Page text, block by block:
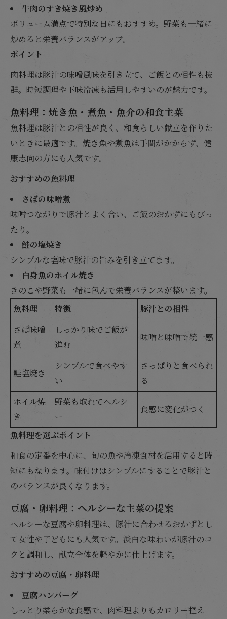
牛肉のすき焼き風炒め
ボリューム満点で特別な日にもおすすめ。野菜も一緒に
炒めると栄養バランスがアップ。
ポイント
肉料理は豚汁の味噌風味を引き立て、ご飯との相性も抜
群。時短調理や下味冷凍も活用しやすいのが魅力です。
魚料理：焼き魚・煮魚・魚介の和食主菜
魚料理は豚汁との相性が良く、和食らしい献立を作りた
いときに最適です。焼き魚や煮魚は手間がかからず、健
康志向の方にも人気です。
おすすめの魚料理
さばの味噌煮
味噌つながりで豚汁とよく合い、ご飯のおかずにもぴっ
たり。
鮭の塩焼き
シンプルな塩味で豚汁の旨みを引き立てます。
白身魚のホイル焼き
きのこや野菜も一緒に包んで栄養バランスが整います。
魚料理
特徴
豚汁との相性
さば味噌
煮
しっかり味でご飯が
進む
味噌と味噌で統一感
鮭塩焼き
シンプルで食べやす
い
さっぱりと食べられ
る
ホイル焼
き
野菜も取れてヘルシ
ー
食感に変化がつく
魚料理を選ぶポイント
和食の定番を中心に、旬の魚や冷凍食材を活用すると時
短にもなります。味付けはシンプルにすることで豚汁と
のバランスが良くなります。
豆腐・卵料理：ヘルシーな主菜の提案
ヘルシーな豆腐や卵料理は、豚汁に合わせるおかずとし
て女性や子どもにも人気です。淡白な味わいが豚汁のコ
クと調和し、献立全体を軽やかに仕上げます。
おすすめの豆腐・卵料理
豆腐ハンバーグ
しっとり柔らかな食感で、肉料理よりもカロリー控え